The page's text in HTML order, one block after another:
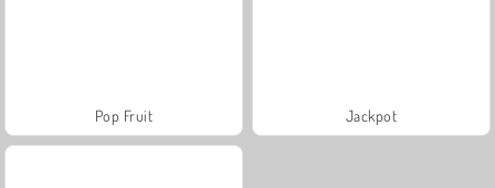
Pop Fruit Jackpot